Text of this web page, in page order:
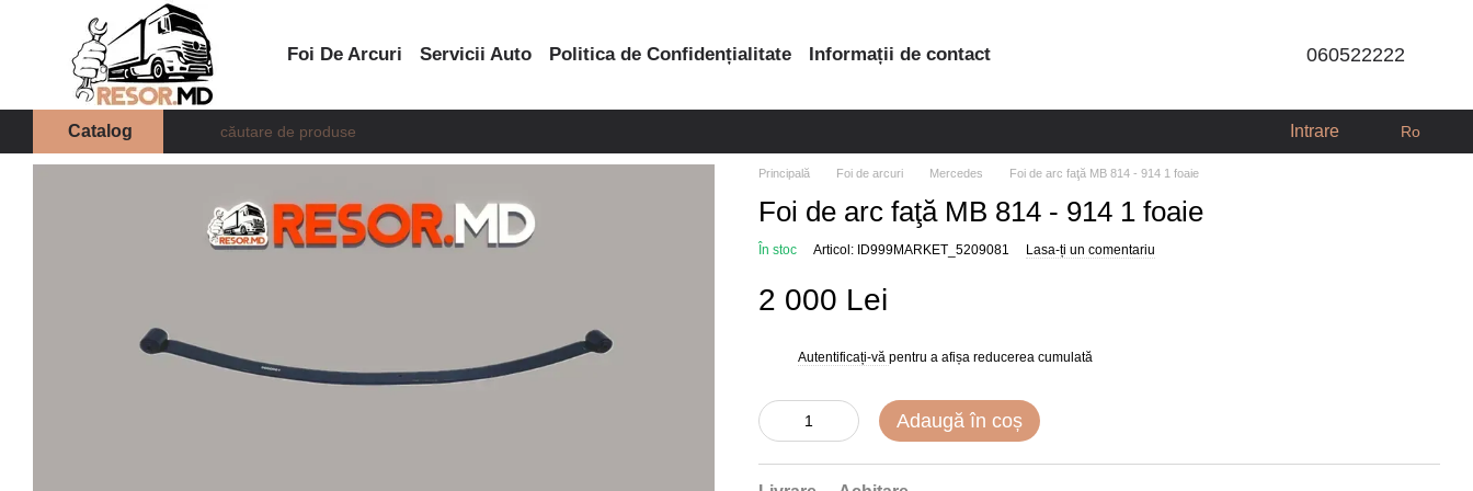
Mergi la conținutul principal
Foi De Arcuri Servicii Auto Politica de Confidențialitate Informații de contact 060522222
Catalog Intrare Ro
Principală Foi de arcuri Mercedes Foi de arc faţă MB 814 - 914 1 foaie
Foi de arc faţă MB 814 - 914 1 foaie
În stoc Articol: ID999MARKET_5209081 Lasa-ți un comentariu
2 000 Lei
Autentificați-vă pentru a afișa reducerea cumulată
Adaugă în coș